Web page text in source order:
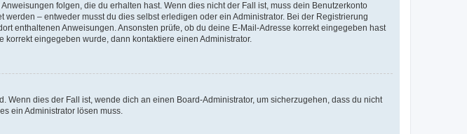
folgen, die du erhalten hast. Wenn dies nicht der Fall ist, muss dein Benutzerkonto
– entweder musst du dies selbst erledigen oder ein Administrator. Bei der Registrierung
enthaltenen Anweisungen. Ansonsten prüfe, ob du deine E-Mail-Adresse korrekt eingegeben hast
eingegeben wurde, dann kontaktiere einen Administrator.
dies der Fall ist, wende dich an einen Board-Administrator, um sicherzugehen, dass du nicht
ein Administrator lösen muss.